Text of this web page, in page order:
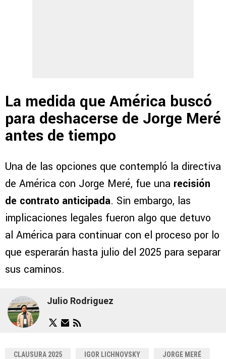
La medida que América buscó
para deshacerse de Jorge Meré
antes de tiempo
Una de las opciones que contempló la directiva
de América con Jorge Meré, fue una recisión
de contrato anticipada. Sin embargo, las
implicaciones legales fueron algo que detuvo
al América para continuar con el proceso por lo
que esperarán hasta julio del 2025 para separar
sus caminos.
Julio Rodriguez
CLAUSURA 2025 IGOR LICHNOVSKY JORGE MERÉ